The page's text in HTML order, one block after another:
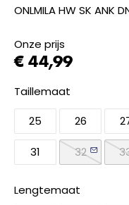
ONLMILA HW SK ANK
Onze prijs
€ 44,99
Taillemaat
25
26
31 32
Lengtemaat